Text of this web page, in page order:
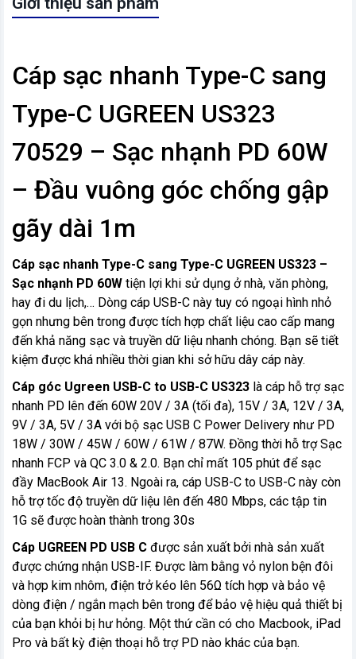
Cáp sạc nhanh Type-C sang
Type-C UGREEN US323
70529 – Sạc nhạnh PD 60W
– Đầu vuông góc chống gập
gãy dài 1m
Cáp sạc nhanh Type-C sang Type-C UGREEN US323 –
Sạc nhạnh PD 60W tiện lợi khi sử dụng ở nhà, văn phòng,
hay đi du lịch,… Dòng cáp USB-C này tuy có ngoại hình nhỏ
gọn nhưng bên trong được tích hợp chất liệu cao cấp mang
đến khả năng sạc và truyền dữ liệu nhanh chóng. Bạn sẽ tiết
kiệm được khá nhiều thời gian khi sở hữu dây cáp này.
Cáp góc Ugreen USB-C to USB-C US323 là cáp hỗ trợ sạc
nhanh PD lên đến 60W 20V / 3A (tối đa), 15V / 3A, 12V / 3A,
9V / 3A, 5V / 3A với bộ sạc USB C Power Delivery như PD
18W / 30W / 45W / 60W / 61W / 87W. Đồng thời hỗ trợ Sạc
nhanh FCP và QC 3.0 & 2.0. Bạn chỉ mất 105 phút để sạc
đầy MacBook Air 13. Ngoài ra, cáp USB-C to USB-C này còn
hỗ trợ tốc độ truyền dữ liệu lên đến 480 Mbps, các tập tin
1G sẽ được hoàn thành trong 30s
Cáp UGREEN PD USB C được sản xuất bởi nhà sản xuất
được chứng nhận USB-IF. Được làm bằng vỏ nylon bện đôi
và hợp kim nhôm, điện trở kéo lên 56Ω tích hợp và bảo vệ
dòng điện / ngắn mạch bên trong để bảo vệ hiệu quả thiết bị
của bạn khỏi bị hư hỏng. Một thứ cần có cho Macbook, iPad
Pro và bất kỳ điện thoại hỗ trợ PD nào khác của bạn.